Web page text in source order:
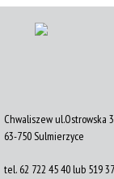
Chwaliszew ul.Ostrowska
63-750 Sulmierzyce
tel. 62 722 45 40 lub 519